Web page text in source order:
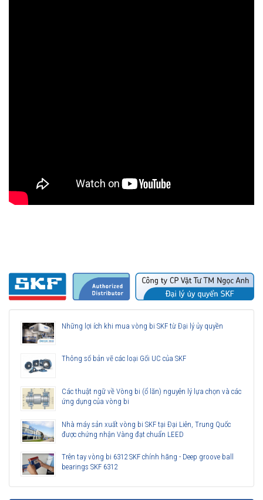
Những lợi ích khi mua vòng bi SKF từ Đại lý ủy quyền
Thông số bản vẽ các loại Gối UC của SKF
Các thuật ngữ về Vòng bi (ổ lăn) nguyên lý lựa chọn và các
ứng dụng của vòng bi
Nhà máy sản xuất vòng bi SKF tại Đại Liên, Trung Quốc
được chứng nhận Vàng đạt chuẩn LEED
Trên tay vòng bi 6312 SKF chính hãng - Deep groove ball
bearings SKF 6312